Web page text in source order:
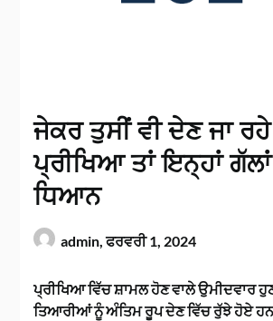
ਜੇਕਰ ਤੁਸੀਂ ਵੀ ਦੇਣ ਜਾ
ਪ੍ਰੀਖਿਆ ਤਾਂ ਇਨ੍ਹਾਂ
ਧਿਆਨ
admin,ਫਰਵਰੀ 1, 2024
ਪ੍ਰੀਖਿਆ ਵਿੱਚ ਸ਼ਾਮਲ ਹੋਣ ਵਾਲੇ ਉਮੀਦਵਾਰ
ਤਿਆਰੀਆਂ ਨੂੰ ਅੰਤਿਮ ਰੂਪ ਦੇਣ ਵਿੱਚ ਰੁੱਝੇ ਹੋਏ